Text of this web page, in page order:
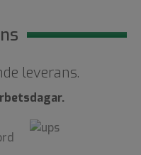
leverans.